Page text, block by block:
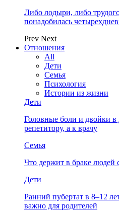
Либо лодыри, либо
понадобилась
Prev Next
Отношения
All
Дети
Семья
Психология
Истории из жизни
Дети
Головные боли и двойки в
репетитору, а к врачу
Семья
Что держит в браке людей
Дети
Ранний пубертат в 8–12
важно для родителей